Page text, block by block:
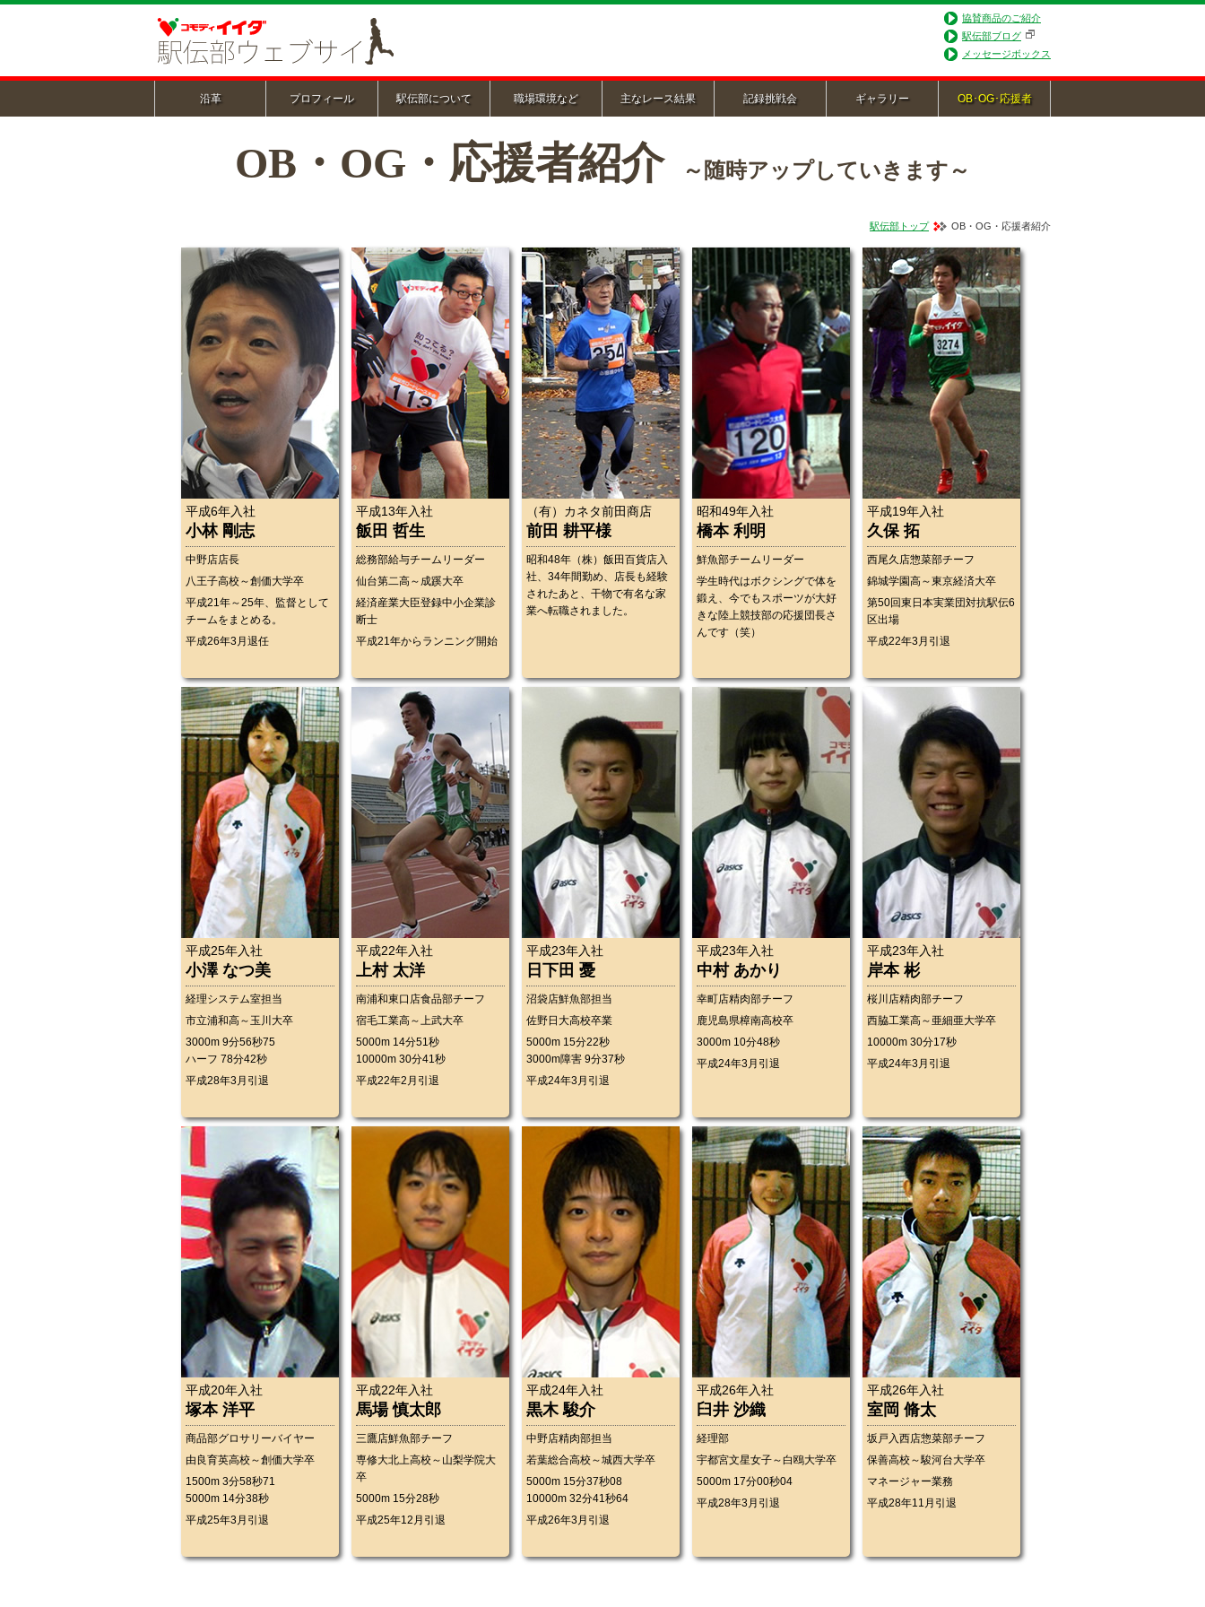
協賛商品のご紹介
駅伝部ブログ
メッセージボックス
沿革 プロフィール 駅伝部について 職場環境など 主なレース結果 記録挑戦会 ギャラリー OB･OG･応援者
OB・OG・応援者紹介 ～随時アップしていきます～
駅伝部トップ OB・OG・応援者紹介
平成6年入社
小林 剛志
中野店店長
八王子高校～創価大学卒
平成21年～25年、監督として
チームをまとめる。
平成26年3月退任
平成13年入社
飯田 哲生
総務部給与チームリーダー
仙台第二高～成蹊大卒
経済産業大臣登録中小企業診
断士
平成21年からランニング開始
（有）カネタ前田商店
前田 耕平様
昭和48年（株）飯田百貨店入
社、34年間勤め、店長も経験
されたあと、干物で有名な家
業へ転職されました。
昭和49年入社
橋本 利明
鮮魚部チームリーダー
学生時代はボクシングで体を
鍛え、今でもスポーツが大好
きな陸上競技部の応援団長さ
んです（笑）
平成19年入社
久保 拓
西尾久店惣菜部チーフ
錦城学園高～東京経済大卒
第50回東日本実業団対抗駅伝6
区出場
平成22年3月引退
平成25年入社
小澤 なつ美
経理システム室担当
市立浦和高～玉川大卒
3000m 9分56秒75
ハーフ 78分42秒
平成28年3月引退
平成22年入社
上村 太洋
南浦和東口店食品部チーフ
宿毛工業高～上武大卒
5000m 14分51秒
10000m 30分41秒
平成22年2月引退
平成23年入社
日下田 憂
沼袋店鮮魚部担当
佐野日大高校卒業
5000m 15分22秒
3000m障害 9分37秒
平成24年3月引退
平成23年入社
中村 あかり
幸町店精肉部チーフ
鹿児島県樟南高校卒
3000m 10分48秒
平成24年3月引退
平成23年入社
岸本 彬
桜川店精肉部チーフ
西脇工業高～亜細亜大学卒
10000m 30分17秒
平成24年3月引退
平成20年入社
塚本 洋平
商品部グロサリーバイヤー
由良育英高校～創価大学卒
1500m 3分58秒71
5000m 14分38秒
平成25年3月引退
平成22年入社
馬場 慎太郎
三鷹店鮮魚部チーフ
専修大北上高校～山梨学院大
卒
5000m 15分28秒
平成25年12月引退
平成24年入社
黒木 駿介
中野店精肉部担当
若葉総合高校～城西大学卒
5000m 15分37秒08
10000m 32分41秒64
平成26年3月引退
平成26年入社
臼井 沙織
経理部
宇都宮文星女子～白鴎大学卒
5000m 17分00秒04
平成28年3月引退
平成26年入社
室岡 脩太
坂戸入西店惣菜部チーフ
保善高校～駿河台大学卒
マネージャー業務
平成28年11月引退